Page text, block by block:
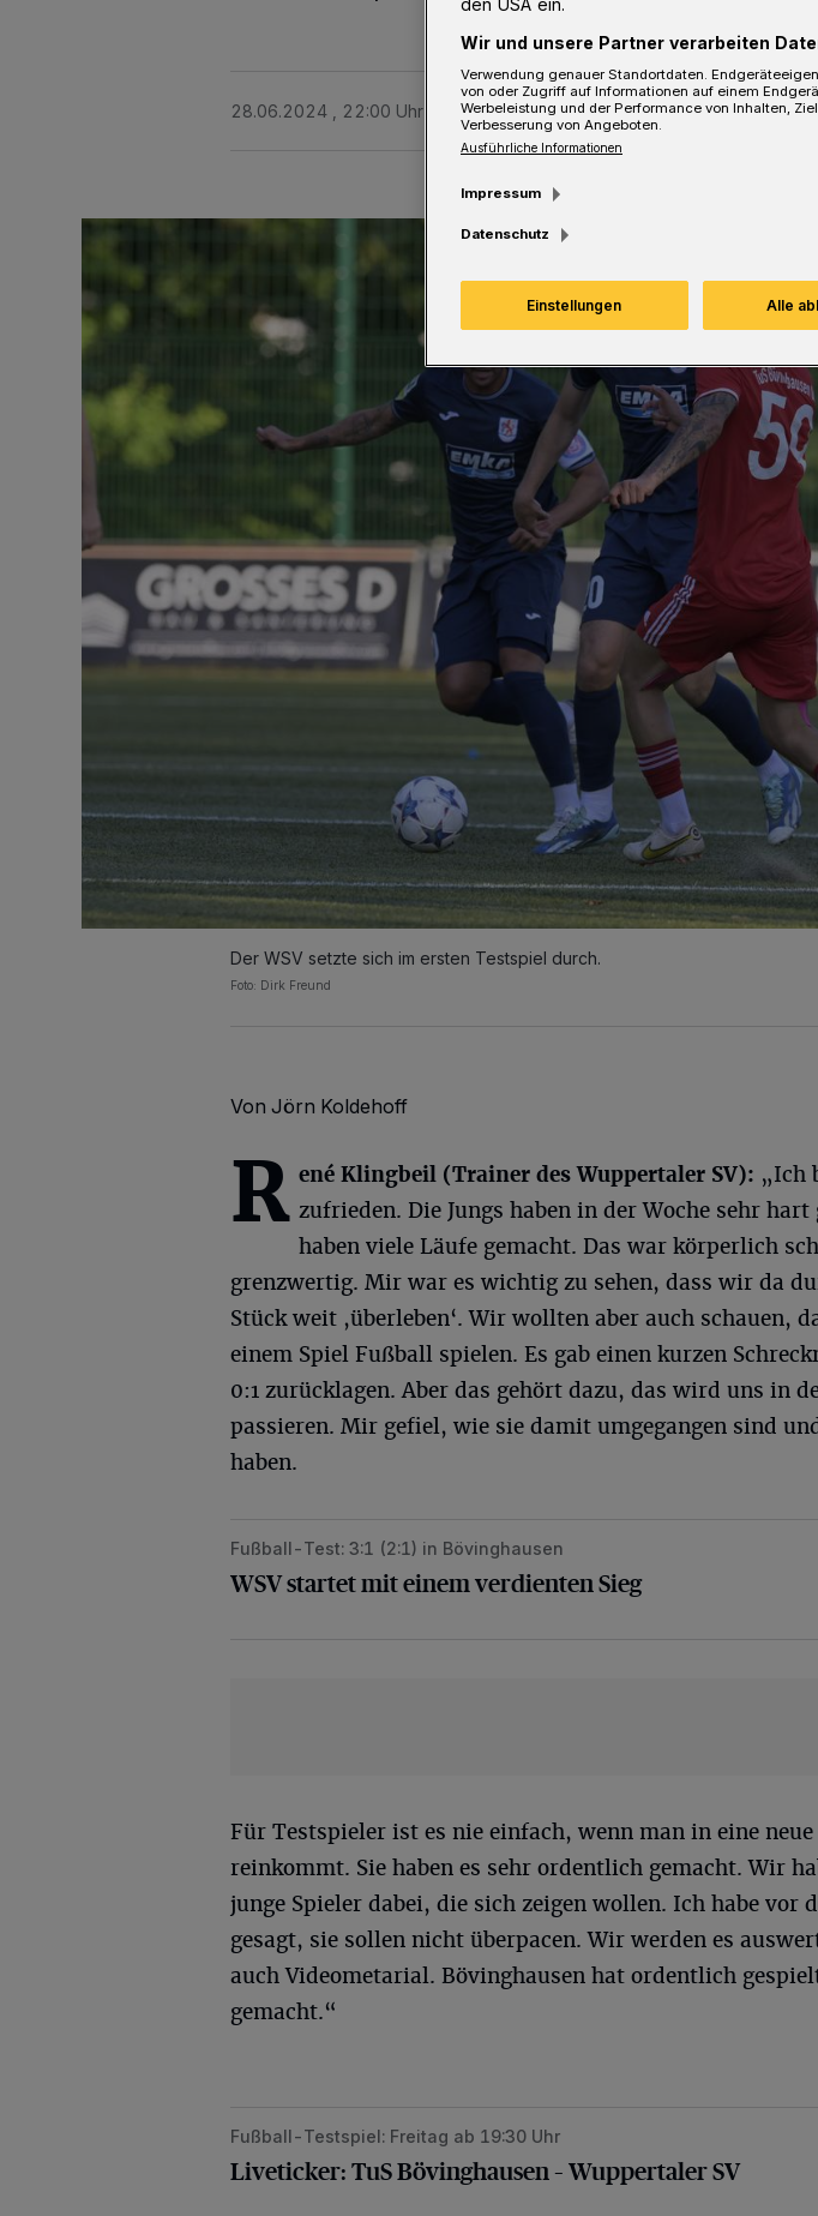
28.06.2024 , 22:00 Uhr 2 Minuten Lesezeit
Der WSV setzte sich im ersten Testspiel durch.
Foto: Dirk Freund
Von Jörn Koldehoff
R ené Klingbeil (Trainer des Wuppertaler SV): „Ich
zufrieden. Die Jungs haben in der Woche sehr
haben viele Läufe gemacht. Das war körperlich
grenzwertig. Mir war es wichtig zu sehen, dass wir da
Stück weit ,überleben‘. Wir wollten aber auch schauen,
einem Spiel Fußball spielen. Es gab einen kurzen
0:1 zurücklagen. Aber das gehört dazu, das wird uns in
passieren. Mir gefiel, wie sie damit umgegangen sind
haben.
WSV startet mit einem verdienten Sieg
Fußball-Test: 3:1 (2:1) in Bövinghausen
WSV startet mit einem verdienten Sieg
Für Testspieler ist es nie einfach, wenn man in eine
reinkommt. Sie haben es sehr ordentlich gemacht. Wir
junge Spieler dabei, die sich zeigen wollen. Ich habe vor
gesagt, sie sollen nicht überpacen. Wir werden es
auch Videometarial. Bövinghausen hat ordentlich
gemacht.“
Liveticker: TuS Bövinghausen – Wuppertaler SV
Fußball-Testspiel: Freitag ab 19:30 Uhr
Liveticker: TuS Bövinghausen – Wuppertaler SV
den USA ein.
Wir und unsere Partner verarbeiten
Verwendung genauer Standortdaten.
von oder Zugriff auf Informationen auf einem
Werbeleistung und der Performance von Inhalten,
Verbesserung von Angeboten.
Ausführliche Informationen
Impressum
Datenschutz
Einstellungen Alle